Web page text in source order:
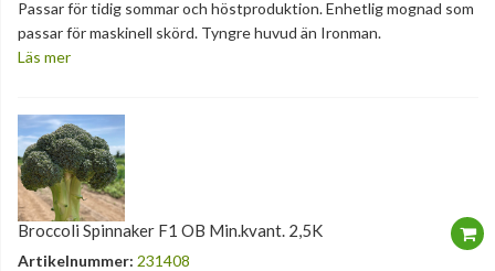
Passar för tidig sommar och höstproduktion. Enhetlig mognad som
passar för maskinell skörd. Tyngre huvud än Ironman.
Läs mer
Broccoli Spinnaker F1 OB Min.kvant. 2,5K
Artikelnummer: 231408